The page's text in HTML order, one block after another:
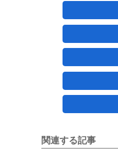
関連する記事